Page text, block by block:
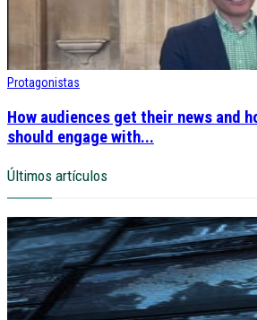
Protagonistas
How audiences get their news and
should engage with...
Últimos artículos